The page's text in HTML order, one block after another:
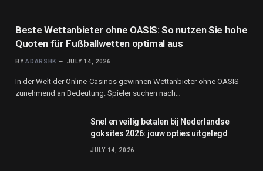
Beste Wettanbieter ohne OASIS: So nutzen Sie hohe
Quoten für Fußballwetten optimal aus
BY ADARSHK JULY 14, 2026
In der Welt der Online-Casinos gewinnen Wettanbieter ohne OASIS
zunehmend an Bedeutung. Spieler suchen nach…
Snel en veilig betalen bij Nederlandse
goksites 2026: jouw opties uitgelegd
JULY 14, 2026